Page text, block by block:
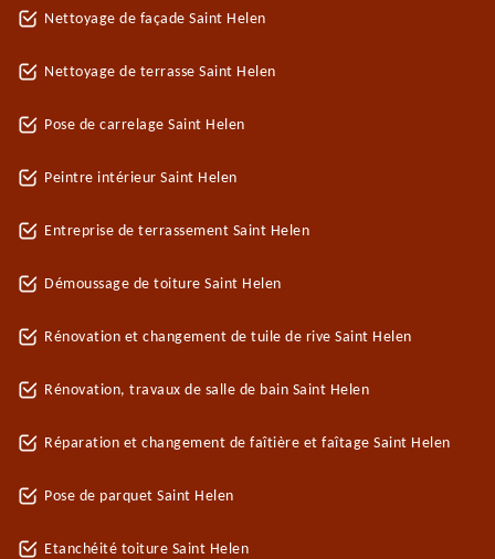
Nettoyage de façade Saint Helen
Nettoyage de terrasse Saint Helen
Pose de carrelage Saint Helen
Peintre intérieur Saint Helen
Entreprise de terrassement Saint Helen
Démoussage de toiture Saint Helen
Rénovation et changement de tuile de rive Saint Helen
Rénovation, travaux de salle de bain Saint Helen
Réparation et changement de faîtière et faîtage Saint Helen
Pose de parquet Saint Helen
Etanchéité toiture Saint Helen